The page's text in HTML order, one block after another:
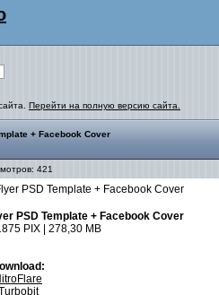
Перейти на полную версию сайта.
+ Facebook Cover
421
PSD Template + Facebook Cover
PIX | 278,30 MB